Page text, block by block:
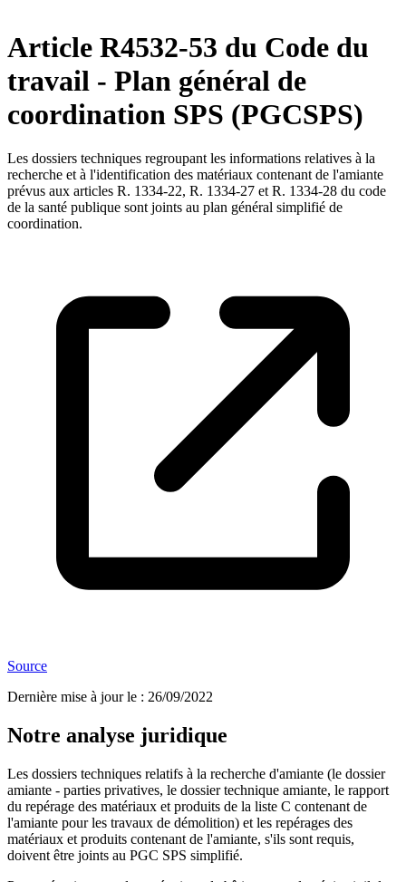
Article R4532-53 du Code du
travail - Plan général de
coordination SPS (PGCSPS)
Les dossiers techniques regroupant les informations relatives à la
recherche et à l'identification des matériaux contenant de l'amiante
prévus aux articles R. 1334-22, R. 1334-27 et R. 1334-28 du code
de la santé publique sont joints au plan général simplifié de
coordination.
Source
Dernière mise à jour le : 26/09/2022
Notre analyse juridique
Les dossiers techniques relatifs à la recherche d'amiante (le dossier
amiante - parties privatives, le dossier technique amiante, le rapport
du repérage des matériaux et produits de la liste C contenant de
l'amiante pour les travaux de démolition) et les repérages des
matériaux et produits contenant de l'amiante, s'ils sont requis,
doivent être joints au PGC SPS simplifié.